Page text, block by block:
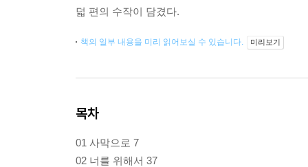
덟 편의 수작이 담겼다.
책의 일부 내용을 미리 읽어보실 수 있습니다. 미리보기
목차
01 사막으로 7
02 너를 위해서 37